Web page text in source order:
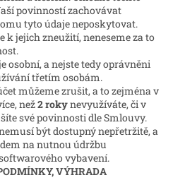
povinností zachovávat
tyto údaje neposkytovat.
k jejich zneužití, neneseme za to
osobní, a nejste tedy oprávněni
třetím osobám.
můžeme zrušit, a to zejména v
než2 rokynevyužíváte, či v
své povinnosti dle Smlouvy.
být dostupný nepřetržitě, a
na nutnou údržbu
vybavení.
VÝHRADA